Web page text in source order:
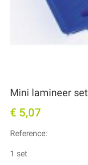
Mini lamineer set
€ 5,07
Reference:
1 set